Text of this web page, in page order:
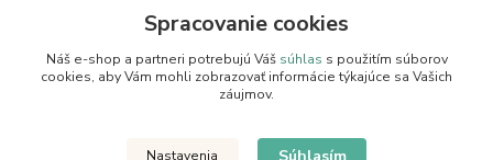
info@juhokov.sk
Upravit sběr cookies.
Spracovanie cookies
Náš e-shop a partneri potrebujú Váš súhlas s použitím súborov
cookies, aby Vám mohli zobrazovať informácie týkajúce sa Vašich
záujmov.
Nastavenia